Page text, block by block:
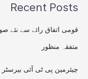
Recent Posts
قومی اتفاق رائے سے نئے
متفقہ منظور
چیئرمین پی ٹی آئی بیرسٹر